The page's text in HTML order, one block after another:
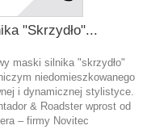
"Skrzydło"...
maski silnika "skrzydło"
niedomieszkowanego
i dynamicznej stylistyce.
& Roadster wprost od
– firmy Novitec